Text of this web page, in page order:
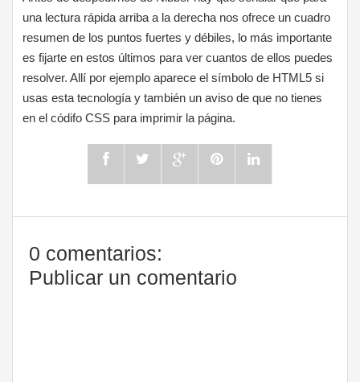
una lectura rápida arriba a la derecha nos ofrece un cuadro
resumen de los puntos fuertes y débiles, lo más importante
es fijarte en estos últimos para ver cuantos de ellos puedes
resolver. Allí por ejemplo aparece el símbolo de HTML5 si
usas esta tecnología y también un aviso de que no tienes
en el códifo CSS para imprimir la página.
0 comentarios:
Publicar un comentario